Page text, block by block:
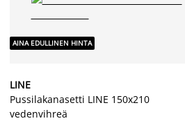
AINA EDULLINEN HINTA
LINE
Pussilakanasetti LINE 150x210
vedenvihreä